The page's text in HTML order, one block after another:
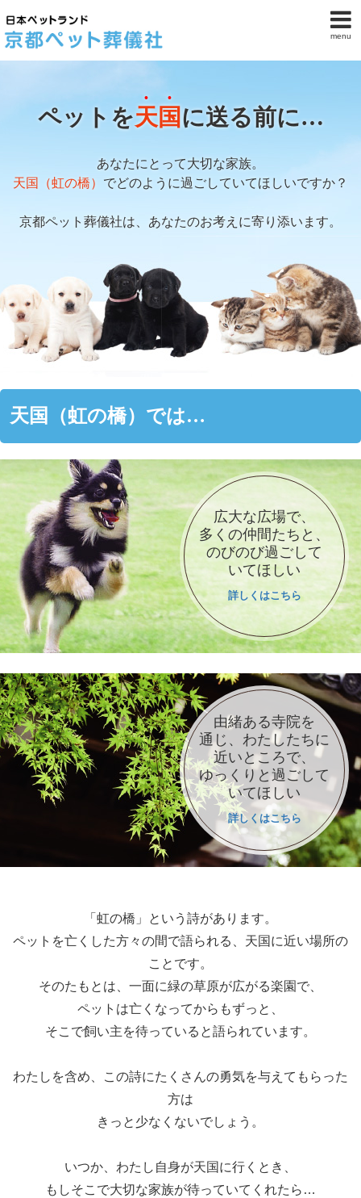
menu
ペットを天国 に送る前に…
あなたにとって大切な家族。
天国（虹の橋） でどのように過ごしていてほしいですか？
京都ペット葬儀社は、あなたのお考えに寄り添います。
天国（虹の橋）では…
広大な広場で、
多くの仲間たちと、
のびのび過ごして
いてほしい
詳しくはこちら
由緒ある寺院を
通じ、わたしたちに
近いところで、
ゆっくりと過ごして
いてほしい
詳しくはこちら
「虹の橋」という詩があります。
ペットを亡くした方々の間で語られる、天国に近い場所の
ことです。
そのたもとは、一面に緑の草原が広がる楽園で、
ペットは亡くなってからもずっと、
そこで飼い主を待っていると語られています。
わたしを含め、この詩にたくさんの勇気を与えてもらった
方は
きっと少なくないでしょう。
いつか、わたし自身が天国に行くとき、
もしそこで大切な家族が待っていてくれたら…